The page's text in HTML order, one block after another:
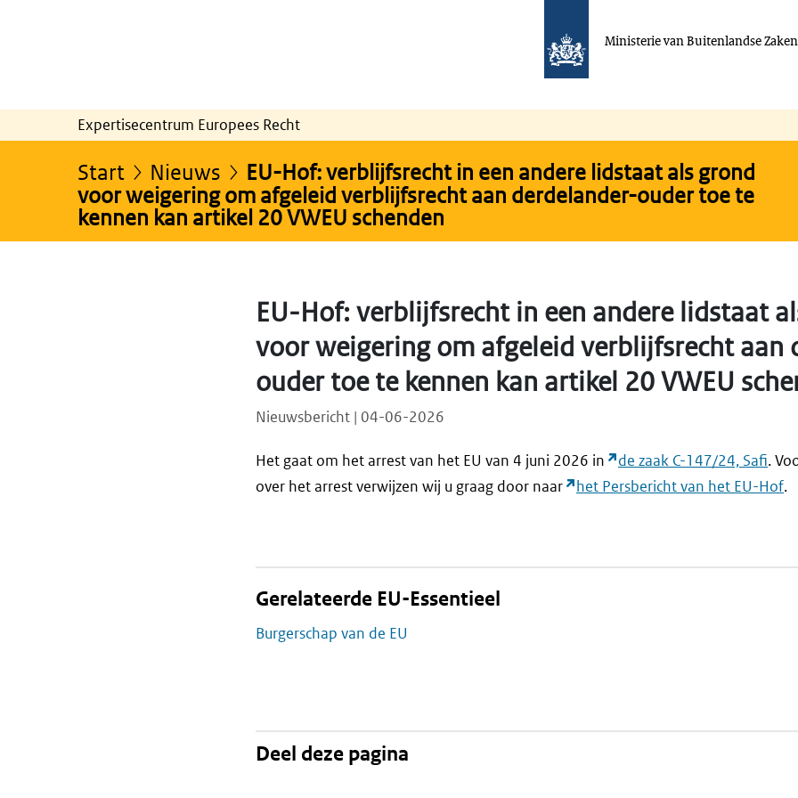
Ministerie van Buitenlandse Zaken
Expertisecentrum Europees Recht
Start Nieuws
EU-Hof: verblijfsrecht in een andere lidstaat als grond
voor weigering om afgeleid verblijfsrecht aan derdelander-ouder toe te
kennen kan artikel 20 VWEU schenden
EU-Hof: verblijfsrecht in een andere lidstaat
voor weigering om afgeleid verblijfsrecht aan
ouder toe te kennen kan artikel 20 VWEU
Nieuwsbericht | 04-06-2026
Het gaat om het arrest van het EU van 4 juni 2026 in de zaak C-147/24, Safi.
over het arrest verwijzen wij u graag door naar
het Persbericht van het EU-Hof.
Gerelateerde EU-Essentieel
Burgerschap van de EU
Deel deze pagina